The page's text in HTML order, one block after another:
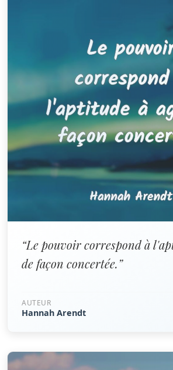
“Le pouvoir correspond à
de façon concertée.”
AUTEUR
Hannah Arendt